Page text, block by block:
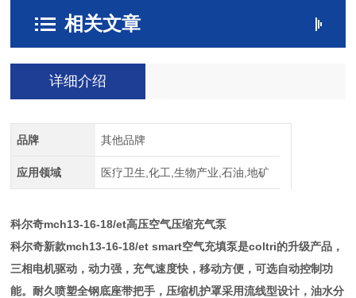
相关文章
详细介绍
品牌 其他品牌
应用领域 医疗卫生,化工,生物产业,石油,地矿
科尔奇mch13-16-18/et高压空气压缩充气泵
科尔奇新款mch13-16-18/et smart空气充填泵是coltri的升级产品，
三相电机驱动，动力强，充气速度快，移动方便，可选自动控制功
能。耐久喷塑全钢底座带把手，压缩机护罩采用流线型设计，油水分